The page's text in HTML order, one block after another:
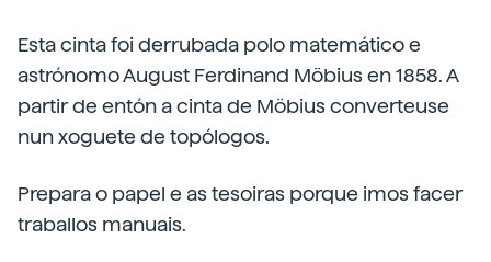
Esta cinta foi derrubada polo matemático e
astrónomo August Ferdinand Möbius en 1858. A
partir de entón a cinta de Möbius converteuse
nun xoguete de topólogos.
Prepara o papel e as tesoiras porque imos facer
traballos manuais.